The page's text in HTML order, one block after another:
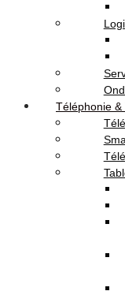
Radio FM
Fonction
Batterie
Poignée de
quantité de
Ajouter au panier
Acheter maintenant
Sing e
Téléphonie &